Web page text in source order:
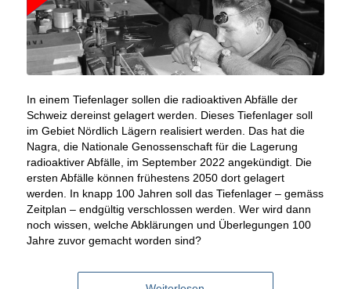
In einem Tiefenlager sollen die radioaktiven Abfälle der
Schweiz dereinst gelagert werden. Dieses Tiefenlager soll
im Gebiet Nördlich Lägern realisiert werden. Das hat die
Nagra, die Nationale Genossenschaft für die Lagerung
radioaktiver Abfälle, im September 2022 angekündigt. Die
ersten Abfälle können frühestens 2050 dort gelagert
werden. In knapp 100 Jahren soll das Tiefenlager – gemäss
Zeitplan – endgültig verschlossen werden. Wer wird dann
noch wissen, welche Abklärungen und Überlegungen 100
Jahre zuvor gemacht worden sind?